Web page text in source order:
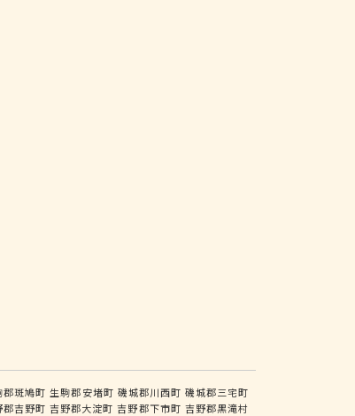
郡斑鳩町 生駒郡安堵町 磯城郡川西町 磯城郡三宅町
郡吉野町 吉野郡大淀町 吉野郡下市町 吉野郡黒滝村